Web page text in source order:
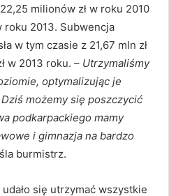
milionów zł w roku 2010
roku 2013. Subwencja
w tym czasie z 21,67 mln zł
w 2013 roku. – Utrzymaliśmy
optymalizując je
możemy się poszczycić
podkarpackiego mamy
i gimnazja na bardzo
burmistrz.
się utrzymać wszystkie